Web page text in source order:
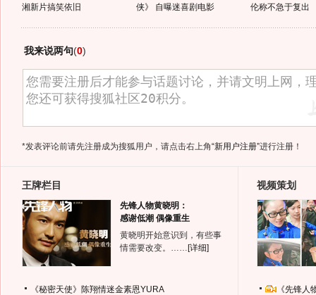
湘新片搞笑依旧
侠》 自曝迷喜剧电影
伦称不急于复出
我来说两句(0)
*发表评论前请先注册成为搜狐用户，请点击右上角“新用户注册”进行注册！
王牌栏目
先锋人物黄晓明：
感谢低潮 偶像重生
黄晓明开始意识到，有些事
情需要改变。…… [详细]
《秘密天使》陈翔情迷金素恩YURA
视频策划
《先锋